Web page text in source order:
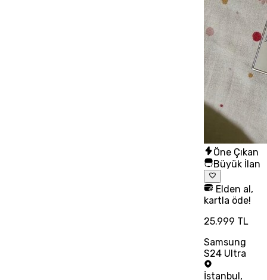
Öne Çıkan
Büyük İlan
Elden al,
kartla öde!
25.999 TL
Samsung
S24 Ultra
İstanbul,